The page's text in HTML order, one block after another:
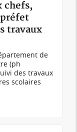
chefs,
préfet
travaux
de
(ph
des travaux
scolaires